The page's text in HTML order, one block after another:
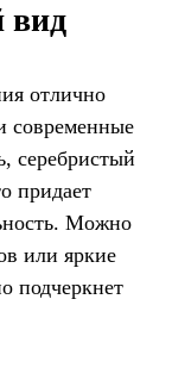
вид
отлично
современные
серебристый
придает
Можно
или яркие
подчеркнет